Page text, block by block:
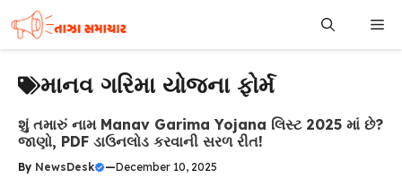
to
content
માનવ ગરિમા યોજના ફોર્મ
શું તમારું નામ Manav Garima Yojana લિસ્ટ 2025 માં છે?
જાણો, PDF ડાઉનલોડ કરવાની સરળ રીત!
By NewsDesk —December 10, 2025